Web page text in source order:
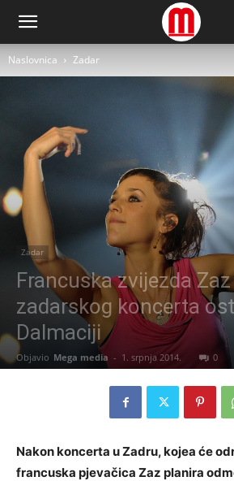
Naslovnica Zadar
Zadar
Francuska zvijezda
zadarskog koncerta
Dalmaciji
Objavio Mega media - 1. srpnja 2014. 0
Nakon koncerta u Zadru, kojea će
francuska pjevačica Zaz planira